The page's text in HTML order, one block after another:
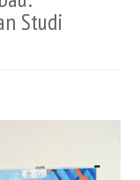
Studi